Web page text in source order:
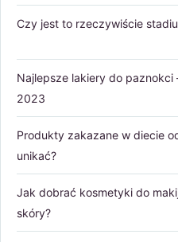
Czy jest to rzeczywiście
Najlepsze lakiery do paznokci
2023
Produkty zakazane w diecie
unikać?
Jak dobrać kosmetyki do
skóry?